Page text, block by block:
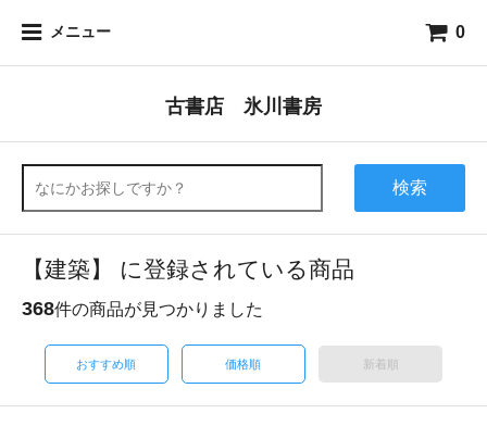
メニュー 0
古書店 氷川書房
検索
【建築】 に登録されている商品
368件の商品が見つかりました
おすすめ順 価格順 新着順